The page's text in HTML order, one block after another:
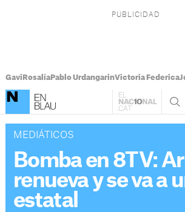
Gavi RosalíaPablo UrdangarinVictoria Federica
MEDIÁTICOS
Bomba en 8TV:
renueva y se va a
estatal